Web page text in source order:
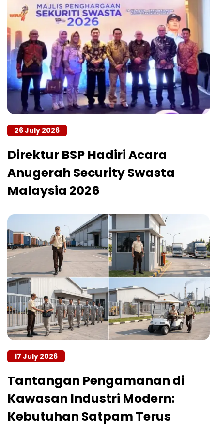
26 July 2026
Direktur BSP Hadiri Acara
Anugerah Security Swasta
Malaysia 2026
17 July 2026
Tantangan Pengamanan di
Kawasan Industri Modern:
Kebutuhan Satpam Terus